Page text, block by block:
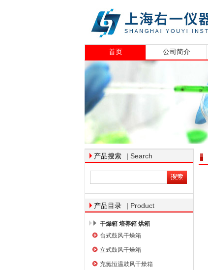
上海右一仪器有限公司
首页 公司简介
产品搜索 | Search
产品目录 | Product
干燥箱 培养箱 烘箱
台式鼓风干燥箱
立式鼓风干燥箱
充氮恒温鼓风干燥箱